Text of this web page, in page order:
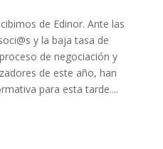
de Edinor. Ante las
y la baja tasa de
de negociación y
de este año, han
para esta tarde....